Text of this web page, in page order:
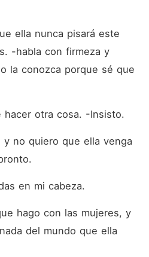
ella nunca pisará este
-habla con firmeza y
la conozca porque sé que
otra cosa. -Insisto.
y no quiero que ella venga
en mi cabeza.
hago con las mujeres, y
del mundo que ella